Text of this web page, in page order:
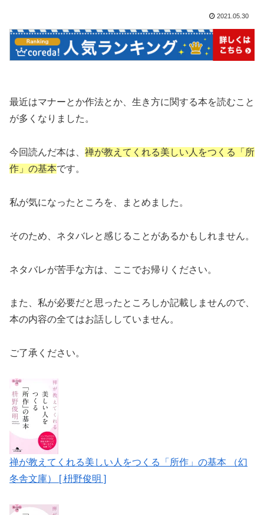
2021.05.30
最近はマナーとか作法とか、生き方に関する本を読むこと
が多くなりました。
今回読んだ本は、 禅が教えてくれる美しい人をつくる「所
作」の基本です。
私が気になったところを、まとめました。
そのため、ネタバレと感じることがあるかもしれません。
ネタバレが苦手な方は、ここでお帰りください。
また、私が必要だと思ったところしか記載しませんので、
本の内容の全てはお話ししていません。
ご了承ください。
禅が教えてくれる美しい人をつくる「所作」の基本 （幻
冬舎文庫） [ 枡野俊明 ]